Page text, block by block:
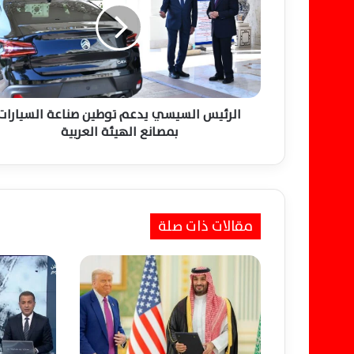
ئ
ي
س
ا
ل
س
ي
م
ط
ص
ن
ا
الرئيس السيسي يدعم توطين صناعة
بمصانع الهيئة العربية
مقالات ذات صلة